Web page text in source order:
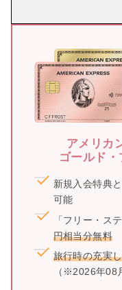
アメリカ
ゴールド
新規入会特典
可能
「フリー・ス
円相当分無料
旅行時の充実
（※2026年08